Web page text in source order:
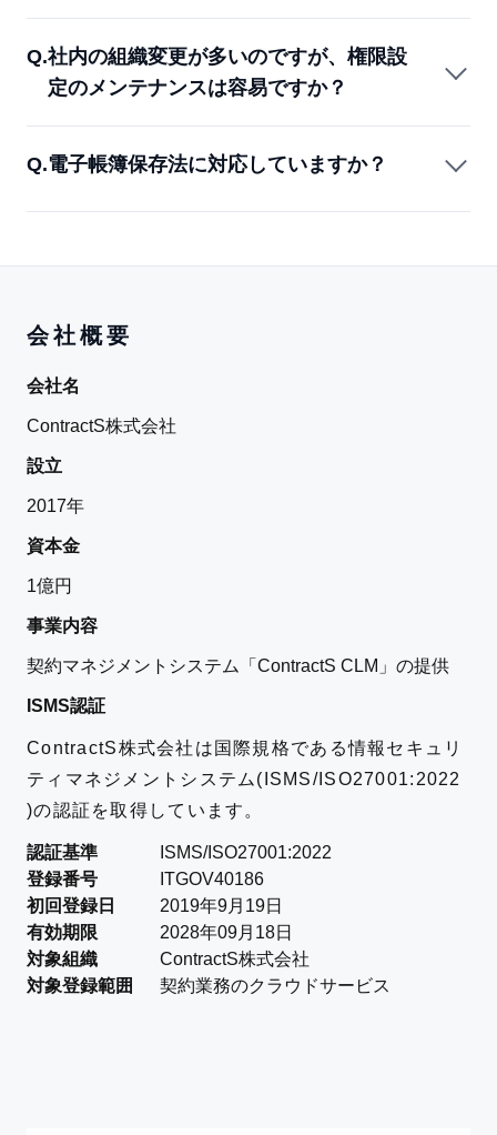
Q.社内の組織変更が多いのですが、権限設
定のメンテナンスは容易ですか？
Q.電子帳簿保存法に対応していますか？
会社概要
会社名
ContractS株式会社
設立
2017年
資本金
1億円
事業内容
契約マネジメントシステム「ContractS CLM」の提供
ISMS認証
ContractS株式会社は国際規格である情報セキュリ
ティマネジメントシステム(ISMS/ISO27001:2022
)の認証を取得しています。
認証基準
ISMS/ISO27001:2022
登録番号
ITGOV40186
初回登録日
2019年9月19日
有効期限
2028年09月18日
対象組織
ContractS株式会社
対象登録範囲
契約業務のクラウドサービス